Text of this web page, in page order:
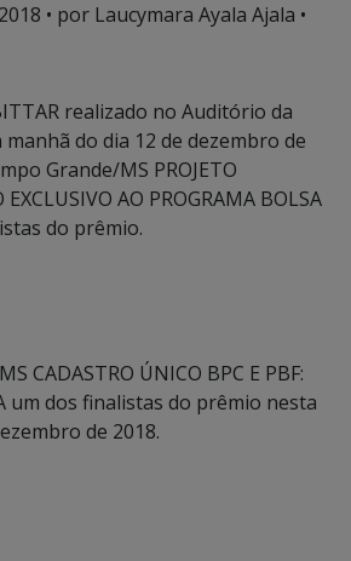
• por Laucymara Ayala Ajala •
realizado no Auditório da
manhã do dia 12 de dezembro de
Grande/MS PROJETO
AO PROGRAMA BOLSA
do prêmio.
CADASTRO ÚNICO BPC E PBF:
um dos finalistas do prêmio nesta
de 2018.